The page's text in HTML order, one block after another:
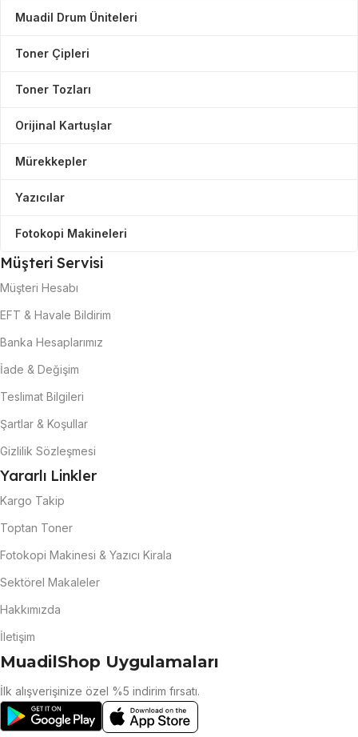
Muadil Drum Üniteleri
Toner Çipleri
Toner Tozları
Orijinal Kartuşlar
Mürekkepler
Yazıcılar
Fotokopi Makineleri
Müşteri Servisi
Müşteri Hesabı
EFT & Havale Bildirim
Banka Hesaplarımız
İade & Değişim
Teslimat Bilgileri
Şartlar & Koşullar
Gizlilik Sözleşmesi
Yararlı Linkler
Kargo Takip
Toptan Toner
Fotokopi Makinesi & Yazıcı Kirala
Sektörel Makaleler
Hakkımızda
İletişim
MuadilShop Uygulamaları
İlk alışverişinize özel %5 indirim fırsatı.